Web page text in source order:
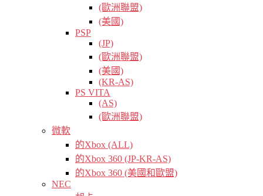
(歐洲聯盟)
(美國)
PSP
(JP)
(歐洲聯盟)
(美國)
(KR-AS)
PS VITA
(AS)
(歐洲聯盟)
微軟
的Xbox (ALL)
的Xbox 360 (JP-KR-AS)
的Xbox 360 (美國和歐盟)
NEC